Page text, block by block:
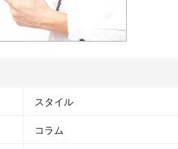
スタイル
コラム